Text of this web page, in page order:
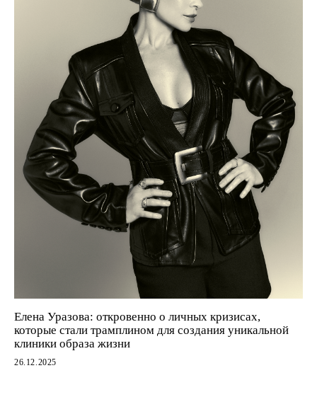
Елена Уразова: откровенно о личных кризисах,
которые стали трамплином для создания уникальной
клиники образа жизни
26.12.2025